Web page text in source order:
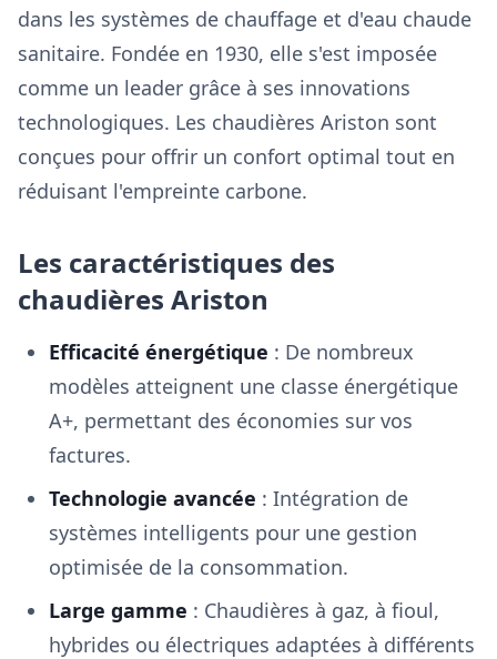
dans les systèmes de chauffage et d'eau chaude
sanitaire. Fondée en 1930, elle s'est imposée
comme un leader grâce à ses innovations
technologiques. Les chaudières Ariston sont
conçues pour offrir un confort optimal tout en
réduisant l'empreinte carbone.
Les caractéristiques des
chaudières Ariston
Efficacité énergétique : De nombreux
modèles atteignent une classe énergétique
A+, permettant des économies sur vos
factures.
Technologie avancée : Intégration de
systèmes intelligents pour une gestion
optimisée de la consommation.
Large gamme : Chaudières à gaz, à fioul,
hybrides ou électriques adaptées à différents